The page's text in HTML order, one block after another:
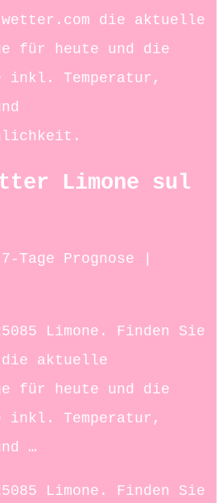
die aktuelle
für heute und die
inkl. Temperatur,
Limone sul
Tage Prognose |
Limone. Finden Sie
die aktuelle
für heute und die
inkl. Temperatur,
…
Limone. Finden Sie